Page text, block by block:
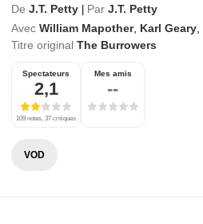
De J.T. Petty | Par J.T. Petty
Avec William Mapother, Karl Geary
Titre original The Burrowers
Spectateurs
2,1
109 notes, 37 critiques
Mes amis
--
VOD